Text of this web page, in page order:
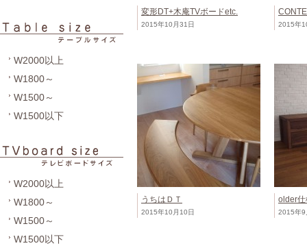
W2000以上
W1800～
W1500～
W1500以下
W2000以上
W1800～
W1500～
W1500以下
変形DT+木庵TVボードetc.
2015年10月31日 2015年
うちはＤＴ
2015年10月10日
older
2015年9